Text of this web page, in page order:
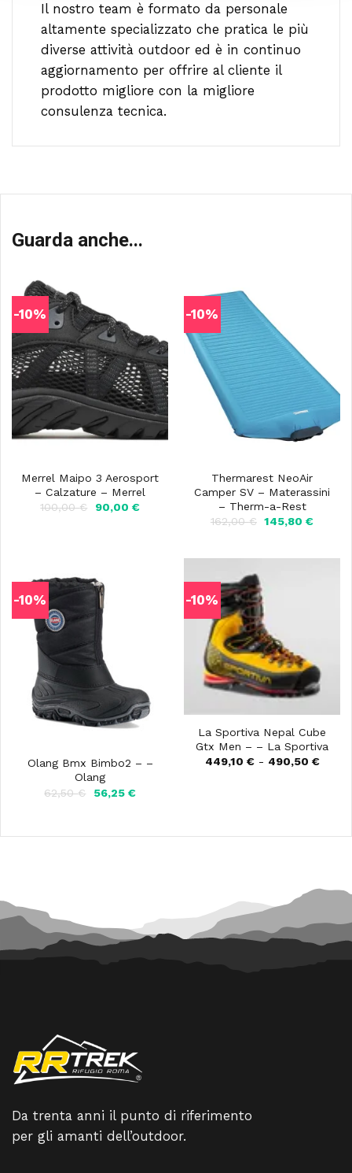
Il nostro team è formato da personale
altamente specializzato che pratica le più
diverse attività outdoor ed è in continuo
aggiornamento per offrire al cliente il
prodotto migliore con la migliore
consulenza tecnica.
Guarda anche...
-10%
Merrel Maipo 3 Aerosport
– Calzature – Merrel
100,00€
Il
90,00 €Il
-10%
Thermarest NeoAir
Camper SV – Materassini
– Therm-a-Rest
162,00€ Il
145,80€Il
-10%
Olang Bmx Bimbo2 – –
Olang
62,50€
Il
62,50 €.
56,25 €Il
56,25 €.
-10%
La Sportiva Nepal Cube
Gtx Men – – La Sportiva
449,10 € - 490,50 €Fascia
Da trenta anni il punto di riferimento
per gli amanti dell’outdoor.